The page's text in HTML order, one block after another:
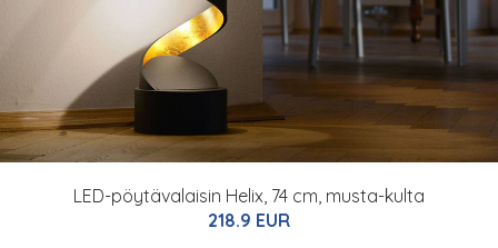
LED-pöytävalaisin Helix, 74 cm, musta-kulta
218.9 EUR